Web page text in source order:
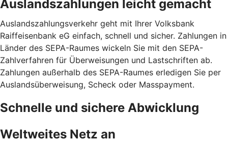
Auslandszahlungen leicht gemacht
Auslandszahlungsverkehr geht mit Ihrer Volksbank
Raiffeisenbank eG einfach, schnell und sicher. Zahlungen in
Länder des SEPA-Raumes wickeln Sie mit den SEPA-
Zahlverfahren für Überweisungen und Lastschriften ab.
Zahlungen außerhalb des SEPA-Raumes erledigen Sie per
Auslandsüberweisung, Scheck oder Masspayment.
Schnelle und sichere Abwicklung
Weltweites Netz an